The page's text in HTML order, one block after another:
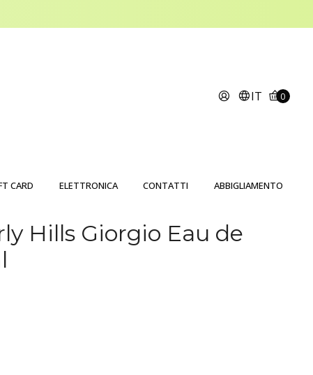
IT 0
CARD ELETTRONICA CONTATTI ABBIGLIAMENTO
Hills Giorgio Eau de